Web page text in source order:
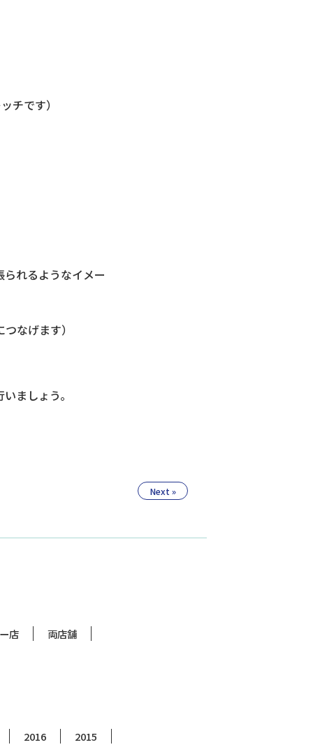
チです）
れるようなイメー
なげます）
ましょう。
Next »
店 両店舗
2016 2015